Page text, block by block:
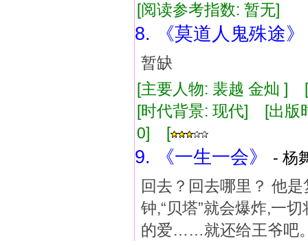
[阅读参考指数: 暂无]
8. 《莫道人鬼殊途》
暂缺
[主要人物: 裴越 金灿 ]
[时代背景: 现代] [出
0] [
9. 《一生一会》
- 杨
回去？回去哪里？ 他
钟,“贝塔”就会爆炸,一
的爱……就还给王爷吧